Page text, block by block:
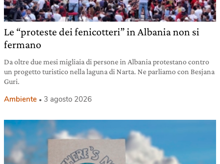
Le “proteste dei fenicotteri” in Albania non si
fermano
Da oltre due mesi migliaia di persone in Albania protestano contro
un progetto turistico nella laguna di Narta. Ne parliamo con Besjana
Guri.
Ambiente 3 agosto 2026